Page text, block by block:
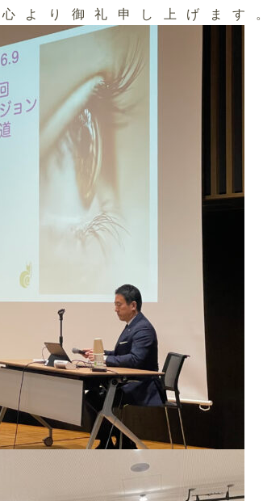
より御礼申し上げます。